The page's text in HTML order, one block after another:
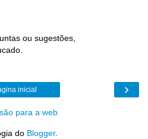
ou sugestões,
›
inicial
para a web
do Blogger.